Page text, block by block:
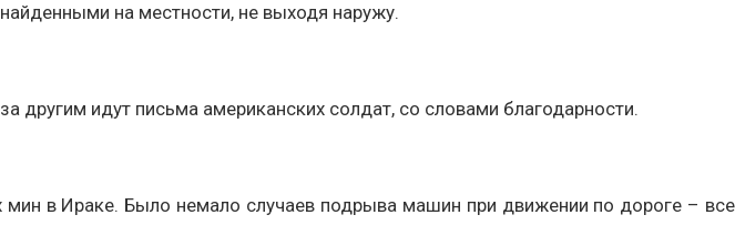
на местности, не выходя наружу.
другим идут письма американских солдат, со словами благодарности.
в Ираке. Было немало случаев подрыва машин при движении по дороге – все